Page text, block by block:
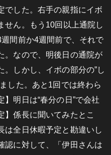
でした。右手の親指にイボ
せん。もう10回以上通院し
間前か4週間前で、それで
。なので、明後日の通院が
しかし、イボの部分の”し
した。あと1回では終わら
明日は“春分の日”で会社
】係長に聞いてみたとこ
は全日休暇予定と勘違いし
認に対して、「伊田さんは